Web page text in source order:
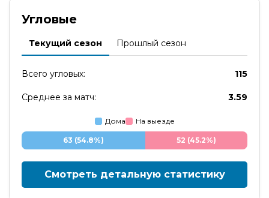
Угловые
Текущий сезон Прошлый сезон
Всего угловых: 115
Среднее за матч: 3.59
Дома На выезде
63 (54.8%) 52 (45.2%)
Смотреть детальную статистику